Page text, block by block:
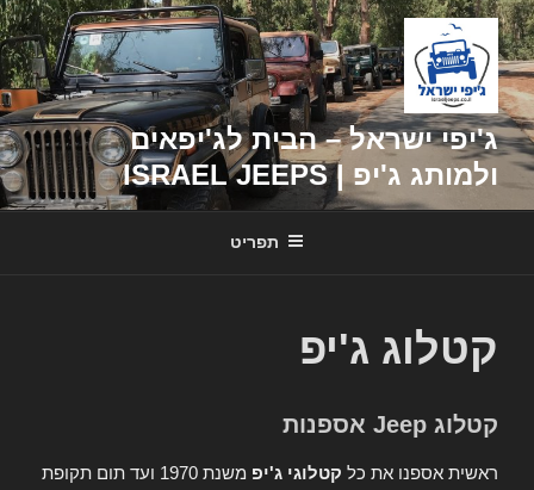
דילוג
לתוכן
ג'יפי ישראל – הבית לג'יפאים
ולמותג ג'יפ | ISRAEL JEEPS
תפריט
קטלוג ג'יפ
קטלוג Jeep אספנות
ראשית אספנו את כל קטלוגי ג'יפ
משנת 1970 ועד תום תקופת